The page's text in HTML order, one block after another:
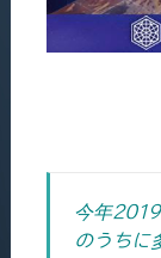
今年
のうちに